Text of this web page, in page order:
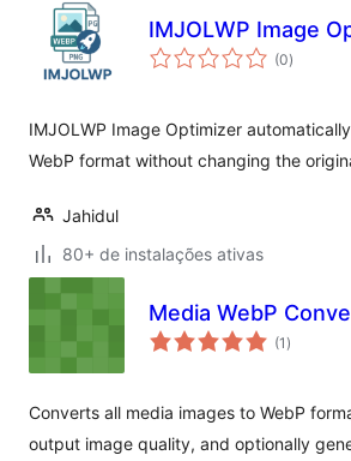
IMJOLWP Image
(0total
de
)
IMJOLWP Image Optimizer
WebP format without changing the
Jahidul
80+ de instalações ativas
Media WebP
(1 total
de
)
Converts all media images to WebP
output image quality, and optionally